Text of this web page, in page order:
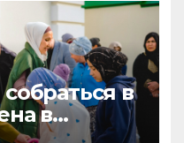
в
в